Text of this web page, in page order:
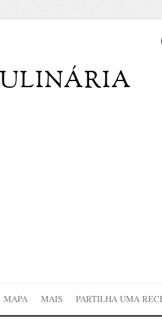
MAPA MAIS PARTILHA UMA